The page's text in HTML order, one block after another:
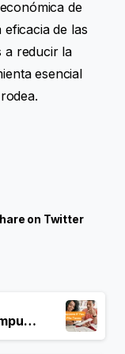
de
de las
a reducir la
esencial
on Twitter
Qué ocurre si no declara impuestos: Entender las consecuencias